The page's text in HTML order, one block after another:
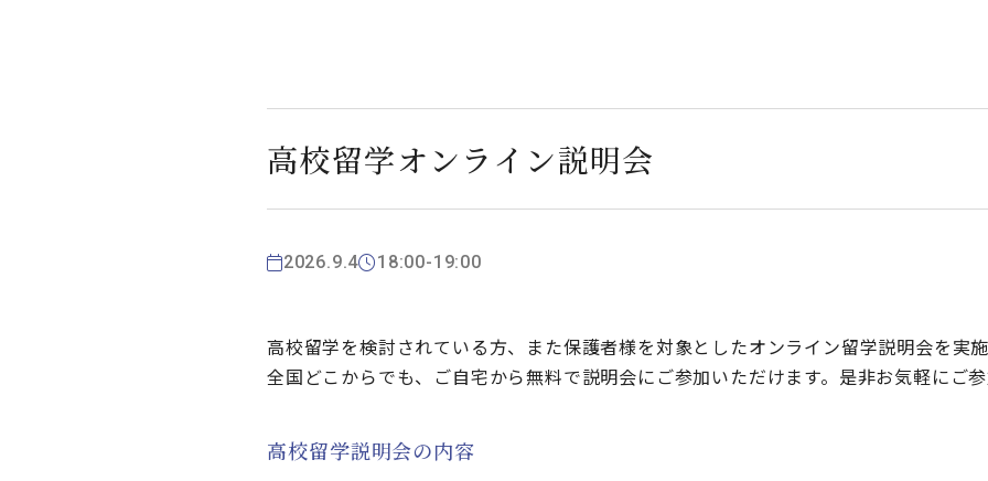
高校留学オンライン説明会
2026.9.4 18:00-19:00
高校留学を検討されている方、また保護者様を対象としたオンライン留学説明会を実施
全国どこからでも、ご自宅から無料で説明会にご参加いただけます。是非お気軽にご参
高校留学説明会の内容